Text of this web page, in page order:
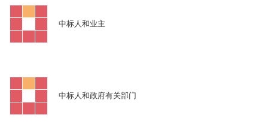
中标人和业主
中标人和政府有关部门